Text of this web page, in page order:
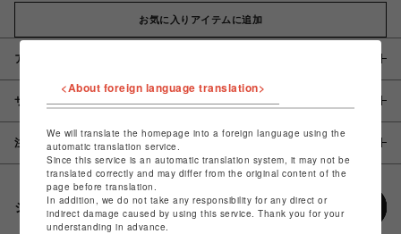
お気に入りアイテムに追加
アイテム説明 / 素材
サイズ
注意事項
シェアする
<About foreign language translation>
We will translate the homepage into a foreign language using the
automatic translation service.
Since this service is an automatic translation system, it may not be
translated correctly and may differ from the original content of the
page before translation.
In addition, we do not take any responsibility for any direct or
indirect damage caused by using this service. Thank you for your
understanding in advance.